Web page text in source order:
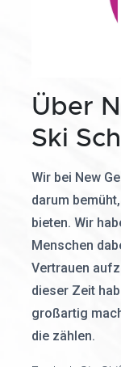
Über
Ski
Wir bei New
darum
bieten. Wir
Menschen
Vertrauen
dieser Zeit
großartig
die zählen.